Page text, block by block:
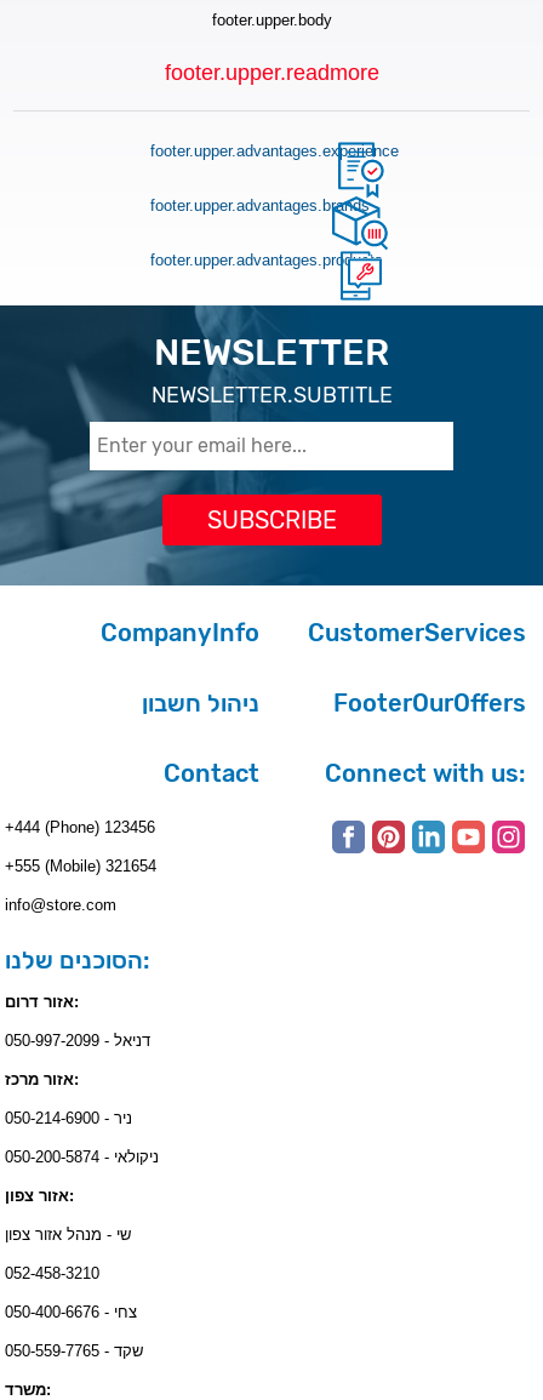
footer.upper.body
footer.upper.readmore
footer.upper.advantages.experience
footer.upper.advantages.brands
footer.upper.advantages.products
NEWSLETTER
NEWSLETTER.SUBTITLE
CompanyInfo CustomerServices
ניהול חשבון FooterOurOffers
Contact
+444 (Phone) 123456
+555 (Mobile) 321654
info@store.com
הסוכנים שלנו:
אזור דרום:
דניאל - 050-997-2099
אזור מרכז:
ניר - 050-214-6900
ניקולאי - 050-200-5874
אזור צפון:
שי - מנהל אזור צפון
052-458-3210
צחי - 050-400-6676
שקד - 050-559-7765
משרד:
Connect with us: